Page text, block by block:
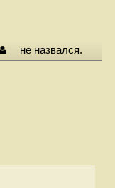
не назвался.